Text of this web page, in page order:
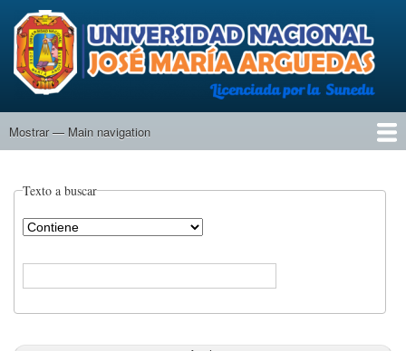
al
contenido
principal
Main
Mostrar — Main navigation
Texto a buscar
Operador